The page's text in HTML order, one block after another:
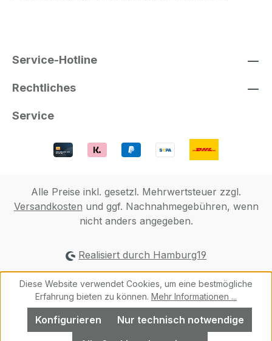
Service-Hotline
Rechtliches
Service
Alle Preise inkl. gesetzl. Mehrwertsteuer zzgl.
Versandkosten und ggf. Nachnahmegebühren, wenn
nicht anders angegeben.
Realisiert durch Hamburg19
Diese Website verwendet Cookies, um eine bestmögliche
Erfahrung bieten zu können. Mehr Informationen ...
Nur technisch notwendige
Konfigurieren